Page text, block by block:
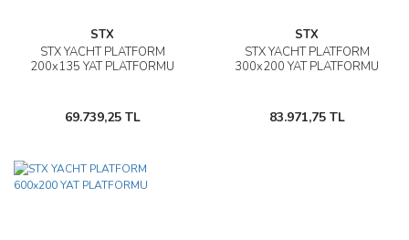
STX
STX YACHT PLATFORM
200x135 YAT PLATFORMU
69.739,25 TL
STX
STX YACHT PLATFORM
300x200 YAT PLATFORMU
83.971,75 TL